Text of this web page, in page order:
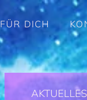
FÜR DICH